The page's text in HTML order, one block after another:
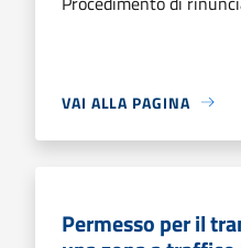
VAI ALLA PAGINA
Permesso per il